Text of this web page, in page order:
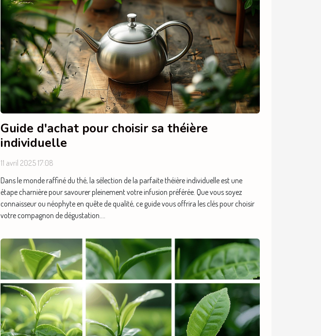
Guide d'achat pour choisir sa théière
individuelle
11 avril 2025 17:08
Dans le monde raffiné du thé, la sélection de la parfaite théière individuelle est une
étape charnière pour savourer pleinement votre infusion préférée. Que vous soyez
connaisseur ou néophyte en quête de qualité, ce guide vous offrira les clés pour choisir
votre compagnon de dégustation....